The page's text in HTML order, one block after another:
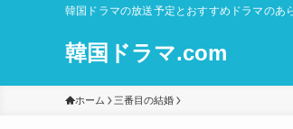
韓国ドラマの放送予定とおすすめドラマのあ
韓国ドラマ.com
ホーム 三番目の結婚